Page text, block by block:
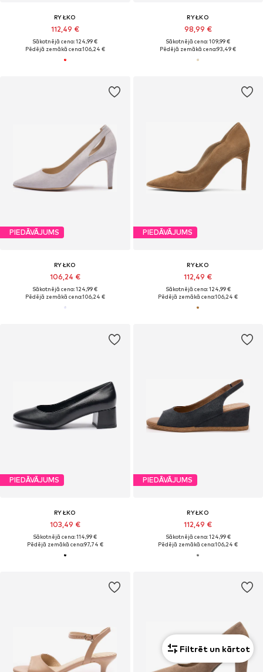
RYŁKO
112,49 €
Sākotnējā cena: 124,99 €
Pēdējā zemākā cena:106,24 €
RYŁKO
98,99 €
Sākotnējā cena: 109,99 €
Pēdējā zemākā cena:93,49 €
PIEDĀVĀJUMS
RYŁKO
106,24 €
Sākotnējā cena: 124,99 €
Pēdējā zemākā cena:106,24 €
PIEDĀVĀJUMS
RYŁKO
112,49 €
Sākotnējā cena: 124,99 €
Pēdējā zemākā cena:106,24 €
PIEDĀVĀJUMS
RYŁKO
103,49 €
Sākotnējā cena: 114,99 €
Pēdējā zemākā cena:97,74 €
PIEDĀVĀJUMS
RYŁKO
112,49 €
Sākotnējā cena: 124,99 €
Pēdējā zemākā cena:106,24 €
Filtrēt un kārtot